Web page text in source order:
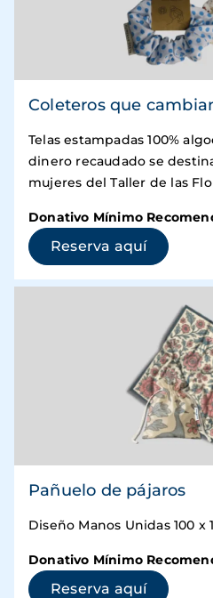
Coleteros que
Telas estampadas 100%
dinero recaudado se
mujeres del Taller de las
Donativo Mínimo
Reserva aquí(se abre
Pañuelo de pájaros
Diseño Manos Unidas 100 x
Donativo Mínimo
Reserva aquí(se abre